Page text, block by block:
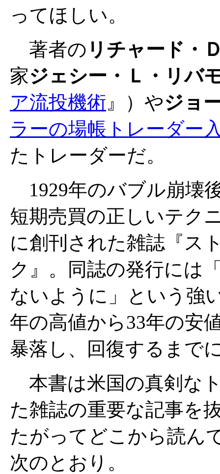
ってほしい。
著者の リチャード・
家ジェシー・Ｌ・リバ
ア流投機術 』）やジョ
ラーの場帳トレーダー
たトレーダーだ。
1929年のバブル崩壊
短期売買の正しいテク
に創刊された雑誌『ス
ク』。同誌の発行には
ないように」という強
年の高値から33年の安
暴落し、回復するまで
本書は米国の真剣な
た雑誌の重要な記事を
たがってどこから読ん
次のとおり。